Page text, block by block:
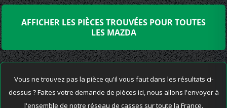
AFFICHER LES PIÈCES TROUVÉES POUR TOUTES
LES MAZDA
Vous ne trouvez pas la pièce qu'il vous faut dans les résultats ci-
dessus ? Faites votre demande de pièces ici, nous allons l'envoyer à
l'ensemble de notre réseau de casses sur toute la France.